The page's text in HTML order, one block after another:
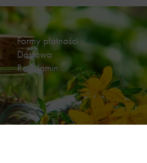
Formy płatności
Dostawa
Regulamin